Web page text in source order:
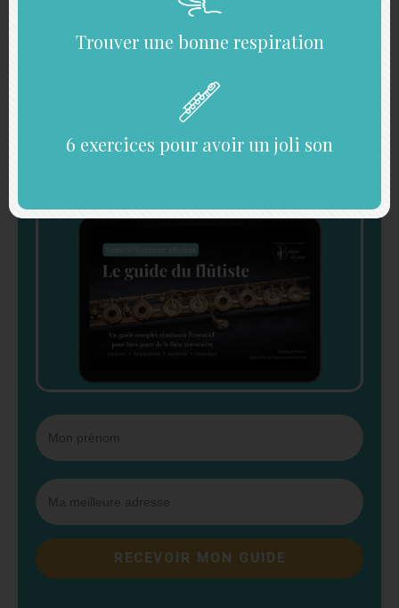
Recevez gratuitement
Le Guide du Flûtiste
RECEVOIR MON GUIDE
Trouver une bonne respiration
6 exercices pour avoir un joli son